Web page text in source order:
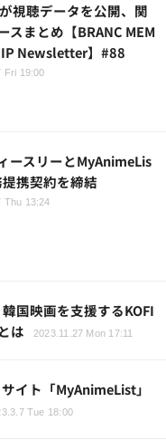
視聴データを公開、関
スまとめ【BRANC MEM
Newsletter】#88
Fri 19:00
ースリーとMyAnimeLis
携契約を締結
Thu 13:24
国映画を支援するKOFI
は
2023.11.27 Mon 17:11
イト「MyAnimeList」
Tue 18:00